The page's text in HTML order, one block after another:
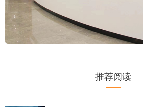
推荐阅读